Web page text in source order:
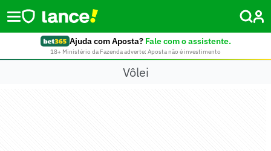
Ajuda com Aposta? Fale com o assistente.
18+ Ministério da Fazenda adverte: Aposta não é investimento
Vôlei